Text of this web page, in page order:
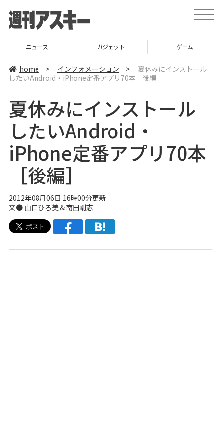
t
o
v
ガジェット ゲーム グルメ
home > インフォメーション >
夏休みにインストール
したいAndroid・iPhone定番アプリ70本［後編］
夏休みにインストール
したいAndroid・
iPhone定番アプリ70本
［後編］
2012年08月06日 16時00分更新
文● 山口ひろ美＆南田剛志